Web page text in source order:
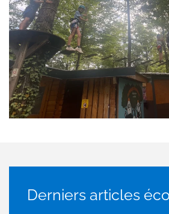
Derniers articles